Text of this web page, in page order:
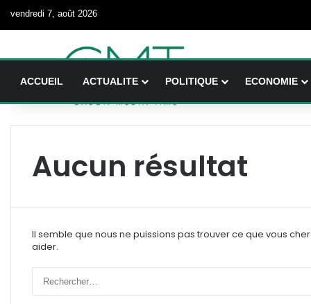
vendredi 7, août 2026
ACCUEIL ACTUALITE POLITIQUE ECONOMIE
Aucun résultat
Il semble que nous ne puissions pas trouver ce que vous
aider.